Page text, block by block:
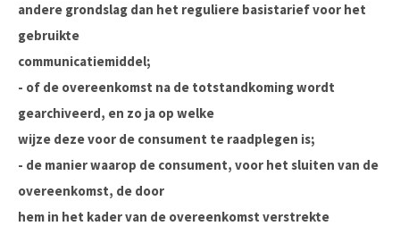
andere grondslag dan het reguliere basistarief voor het
gebruikte
communicatiemiddel;
- of de overeenkomst na de totstandkoming wordt
gearchiveerd, en zo ja op welke
wijze deze voor de consument te raadplegen is;
- de manier waarop de consument, voor het sluiten van de
overeenkomst, de door
hem in het kader van de overeenkomst verstrekte